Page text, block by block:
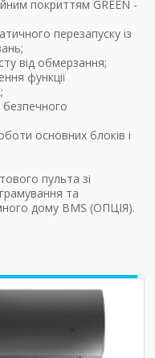
покриттям GREEN -
перезапуску із
від обмерзання;
функції
безпечного
основних блоків і
пульта зі
та
дому BMS (ОПЦІЯ).